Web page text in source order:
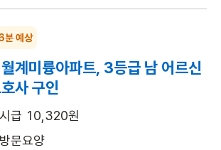
예상
계미륭아파트, 3등급 남 어르신
사 구인
시급 10,320원
방문요양